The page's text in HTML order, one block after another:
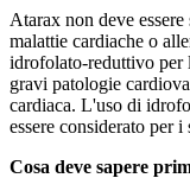
Atarax non deve
malattie cardiache o
idrofolato-reduttivo per
gravi patologie
cardiaca. L'uso di
essere considerato per
Cosa deve sapere